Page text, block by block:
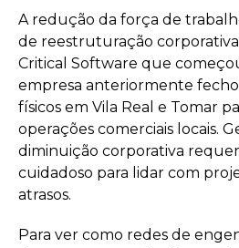
A redução da força de
de reestruturação
Critical Software que
empresa anteriormente
físicos em Vila Real e Tomar
operações comerciais locais.
diminuição corporativa
cuidadoso para lidar com
atrasos.
Para ver como redes de